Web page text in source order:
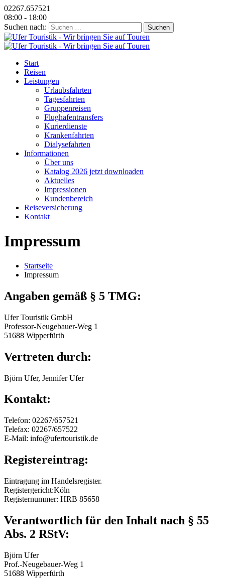
02267.657521
08:00 - 18:00
Suchen nach:
Start
Reisen
Leistungen
Urlaubsfahrten
Tagesfahrten
Gruppenreisen
Flughafentransfers
Kurierdienste
Krankenfahrten
Dialysefahrten
Informationen
Über uns
Katalog 2026 jetzt downloaden
Aktuelles
Impressionen
Kundenbereich
Reiseversicherung
Kontakt
Impressum
Startseite
Impressum
Angaben gemäß § 5 TMG:
Ufer Touristik GmbH
Professor-Neugebauer-Weg 1
51688 Wipperfürth
Vertreten durch:
Björn Ufer, Jennifer Ufer
Kontakt:
Telefon: 02267/657521
Telefax: 02267/657522
E-Mail: info@ufertouristik.de
Registereintrag:
Eintragung im Handelsregister.
Registergericht:Köln
Registernummer: HRB 85658
Verantwortlich für den Inhalt nach § 55
Abs. 2 RStV:
Björn Ufer
Prof.-Neugebauer-Weg 1
51688 Wipperfürth